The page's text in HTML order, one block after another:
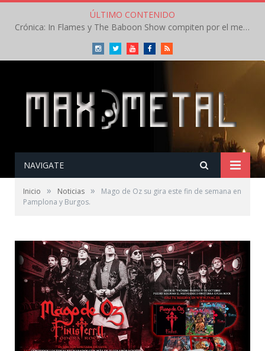
ÚLTIMO CONTENIDO
Crónica: In Flames y The Baboon Show compiten por el mejor concierto del día en el Leyendas del Rock – Viernes – Agosto 2026
InstagramTwitterYoutubeFacebookRSS
NAVIGATE
Inicio » Noticias »
Mago de Oz su gira este fin de semana en
Pamplona y Burgos.